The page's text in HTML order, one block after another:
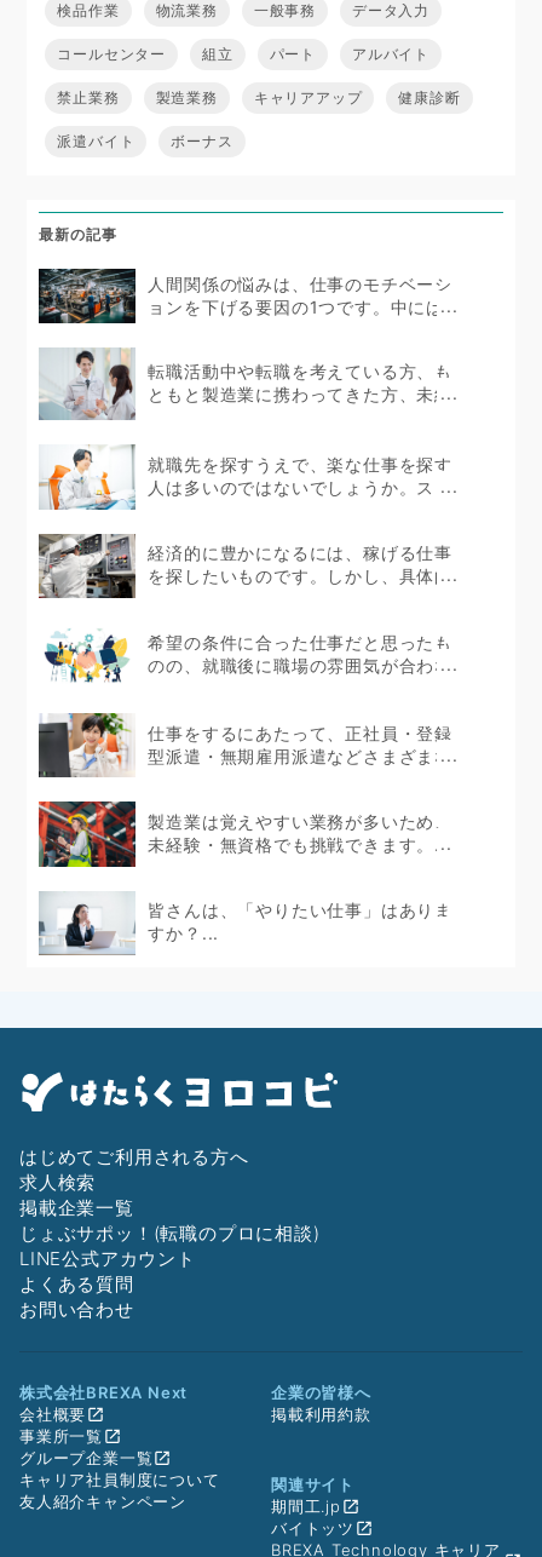
検品作業 物流業務 一般事務 データ入力
コールセンター 組立 パート アルバイト
禁止業務 製造業務 キャリアアップ 健康診断
派遣バイト ボーナス
最新の記事
人間関係の悩みは、仕事のモチベーシ
ョンを下げる要因の1つです。中にはス
転職活動中や転職を考えている方、も
ともと製造業に携わってきた方、未経
就職先を探すうえで、楽な仕事を探す
人は多いのではないでしょうか。スト
経済的に豊かになるには、稼げる仕事
を探したいものです。しかし、具体的
希望の条件に合った仕事だと思ったも
のの、就職後に職場の雰囲気が合わな
仕事をするにあたって、正社員・登録
型派遣・無期雇用派遣などさまざまな
製造業は覚えやすい業務が多いため、
未経験・無資格でも挑戦できます。...
皆さんは、「やりたい仕事」はありま
すか？...
はじめてご利用される方へ
求人検索
掲載企業一覧
じょぶサポッ！(転職のプロに相談)
LINE公式アカウント
よくある質問
お問い合わせ
株式会社BREXA Next
会社概要
事業所一覧
グループ企業一覧
キャリア社員制度について
友人紹介キャンペーン
企業の皆様へ
掲載利用約款
関連サイト
期間工.jp
バイトッツ
BREXA Technology キャリア